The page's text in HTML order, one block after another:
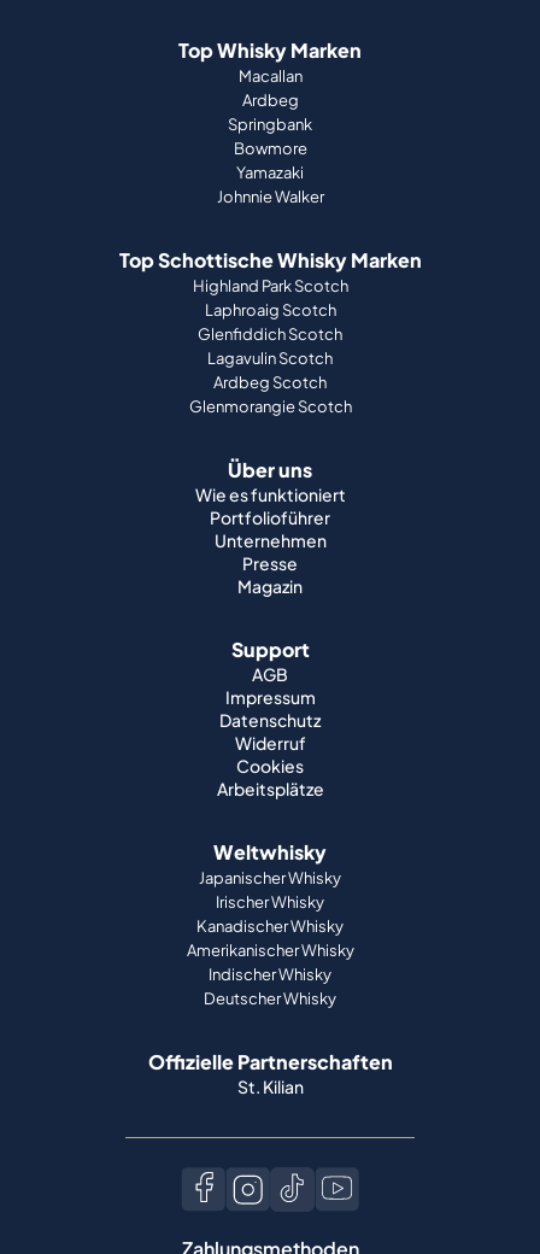
Top Whisky Marken
Macallan
Ardbeg
Springbank
Bowmore
Yamazaki
Johnnie Walker
Top Schottische Whisky Marken
Highland Park Scotch
Laphroaig Scotch
Glenfiddich Scotch
Lagavulin Scotch
Ardbeg Scotch
Glenmorangie Scotch
Über uns
Wie es funktioniert
Portfolioführer
Unternehmen
Presse
Magazin
Support
AGB
Impressum
Datenschutz
Widerruf
Cookies
Arbeitsplätze
Weltwhisky
Japanischer Whisky
Irischer Whisky
Kanadischer Whisky
Amerikanischer Whisky
Indischer Whisky
Deutscher Whisky
Offizielle Partnerschaften
St. Kilian
Zahlungsmethoden